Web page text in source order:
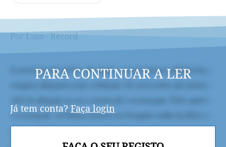
Por Lusa - Record
PARA CONTINUAR A LER
Já tem conta? Faça login